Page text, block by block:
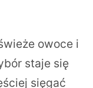
owoce i
staje się
sięgać